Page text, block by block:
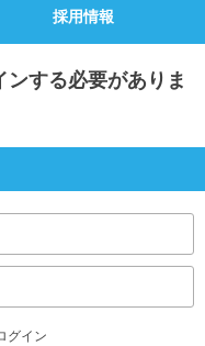
動画で対策講座をチェック
よくある質問
採用情報
ンする必要がありま
グイン